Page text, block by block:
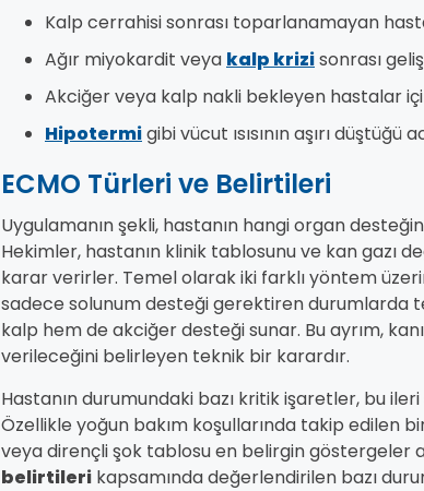
Kalp cerrahisi sonrası toparlanamayan
Ağır miyokardit veya kalp krizisonrası
Akciğer veya kalp nakli bekleyen hastalar
Hipotermigibi vücut ısısının aşırı düştüğü
ECMO Türleri ve Belirtileri
Uygulamanın şekli, hastanın hangi organ
Hekimler, hastanın klinik tablosunu ve kan gazı
karar verirler. Temel olarak iki farklı yöntem
sadece solunum desteği gerektiren
kalp hem de akciğer desteği sunar. Bu ayrım,
verileceğini belirleyen teknik bir karardır.
Hastanın durumundaki bazı kritik işaretler, bu
Özellikle yoğun bakım koşullarında takip edilen
veya dirençli şok tablosu en belirgin göstergeler
belirtileri kapsamında değerlendirilen bazı